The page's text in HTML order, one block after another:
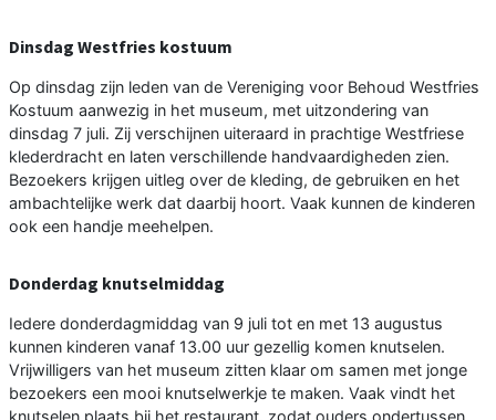
Dinsdag Westfries kostuum
Op dinsdag zijn leden van de Vereniging voor Behoud Westfries
Kostuum aanwezig in het museum, met uitzondering van
dinsdag 7 juli. Zij verschijnen uiteraard in prachtige Westfriese
klederdracht en laten verschillende handvaardigheden zien.
Bezoekers krijgen uitleg over de kleding, de gebruiken en het
ambachtelijke werk dat daarbij hoort. Vaak kunnen de kinderen
ook een handje meehelpen.
Donderdag knutselmiddag
Iedere donderdagmiddag van 9 juli tot en met 13 augustus
kunnen kinderen vanaf 13.00 uur gezellig komen knutselen.
Vrijwilligers van het museum zitten klaar om samen met jonge
bezoekers een mooi knutselwerkje te maken. Vaak vindt het
knutselen plaats bij het restaurant, zodat ouders ondertussen